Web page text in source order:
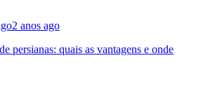
2 anos ago